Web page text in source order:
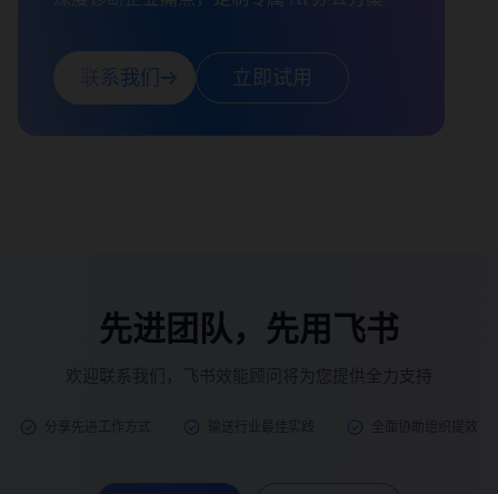
联系我们 立即试用
先进团队，先用飞书